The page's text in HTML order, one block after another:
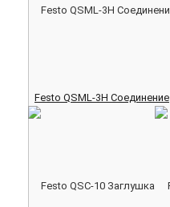
Festo QSML-3H Соединение